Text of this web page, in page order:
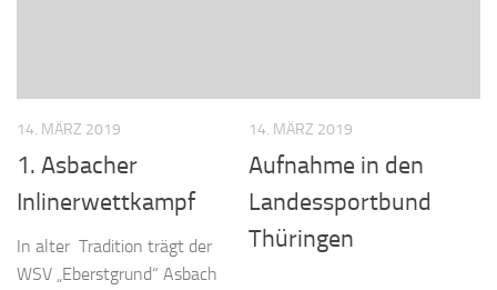
14. MÄRZ 2019
1. Asbacher
Inlinerwettkampf
In alter Tradition trägt der
WSV „Eberstgrund“ Asbach
14. MÄRZ 2019
Aufnahme in den
Landessportbund
Thüringen